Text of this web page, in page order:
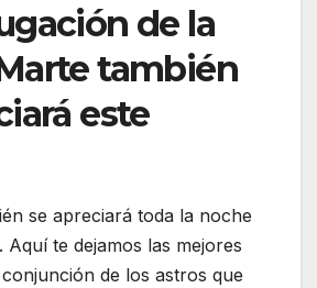
de la
también
este
se apreciará toda la noche
Aquí te dejamos las mejores
de los astros que